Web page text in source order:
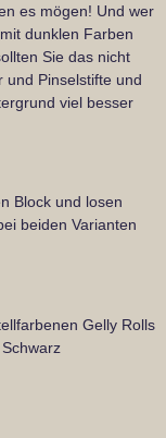
es mögen! Und wer
dunklen Farben
Sie das nicht
und Pinselstifte und
viel besser
Block und losen
beiden Varianten
Gelly Rolls